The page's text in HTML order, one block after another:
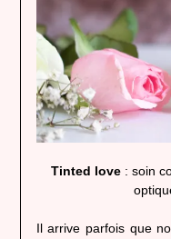
Tinted love : soin
Il arrive parfois que